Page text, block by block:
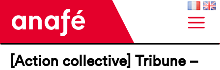
[Action collective] Tribune –